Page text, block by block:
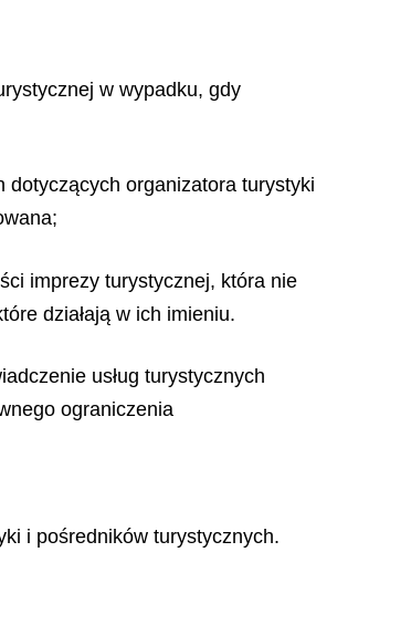
w wypadku, gdy
dotyczących organizatora turystyki
imprezy turystycznej, która nie
działają w ich imieniu.
usług turystycznych
ograniczenia
i pośredników turystycznych.